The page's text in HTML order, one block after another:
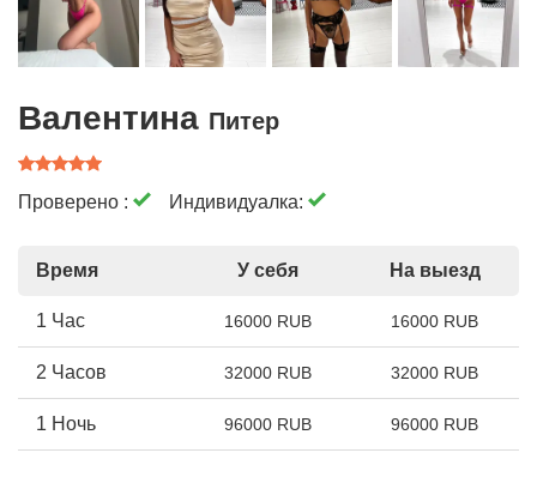
Валентина Питер
Проверено : Индивидуалка:
Время У себя На выезд
1 Час 16000 RUB 16000 RUB
2 Часов 32000 RUB 32000 RUB
1 Ночь 96000 RUB 96000 RUB